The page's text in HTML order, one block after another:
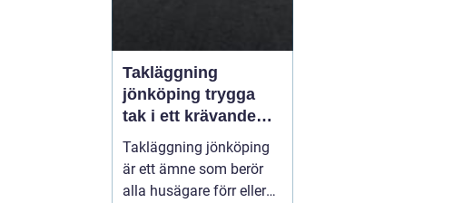
Takläggning
jönköping trygga
tak i ett krävande
småländskt klimat
Takläggning jönköping
är ett ämne som berör
alla husägare förr eller